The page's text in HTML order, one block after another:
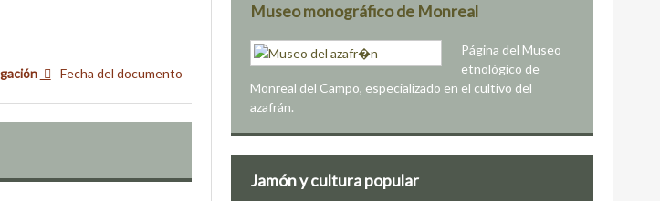
Fecha del documento
Museo monográfico de Monreal
Página del Museo
etnológico de
Monreal del Campo, especializado en el cultivo del
azafrán.
Jamón y cultura popular